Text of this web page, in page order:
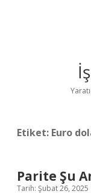
Etiket: Euro
Parite Şu
Tarih: Şubat 26, 2025